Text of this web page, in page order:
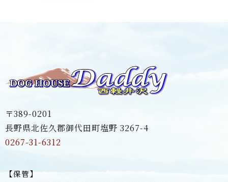
〒389-0201
長野県北佐久郡御代田町塩野 3267-4
0267-31-6312
【保管】